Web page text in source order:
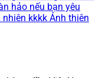
hảo nếu bạn yêu
nhiên kkkk Ảnh thiên